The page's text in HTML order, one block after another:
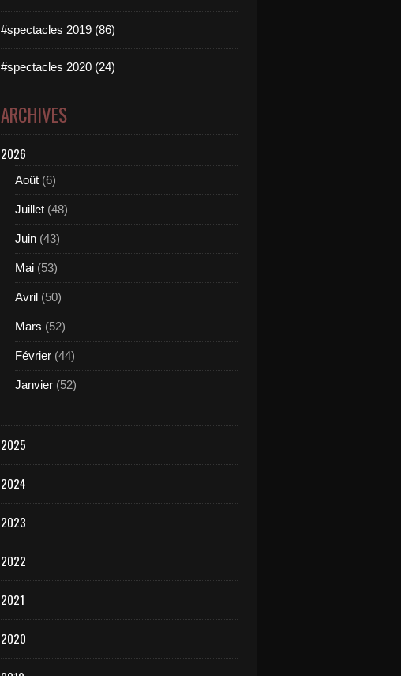
#spectacles 2019 (86)
#spectacles 2020 (24)
ARCHIVES
2026
Août (6)
Juillet (48)
Juin (43)
Mai (53)
Avril (50)
Mars (52)
Février (44)
Janvier (52)
2025
2024
2023
2022
2021
2020